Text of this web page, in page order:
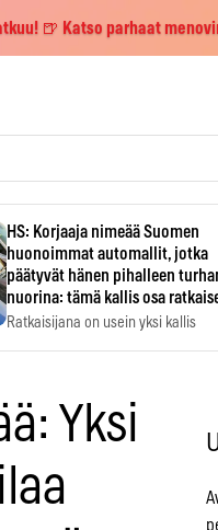
🍺 Katso parhaat
HS: Korjaaja nimeää Suomen
huonoimmat automallit, jotka
päätyvät hänen pihalleen
nuorina: tämä kallis osa
Ratkaisijana on usein yksi kallis
Yksi